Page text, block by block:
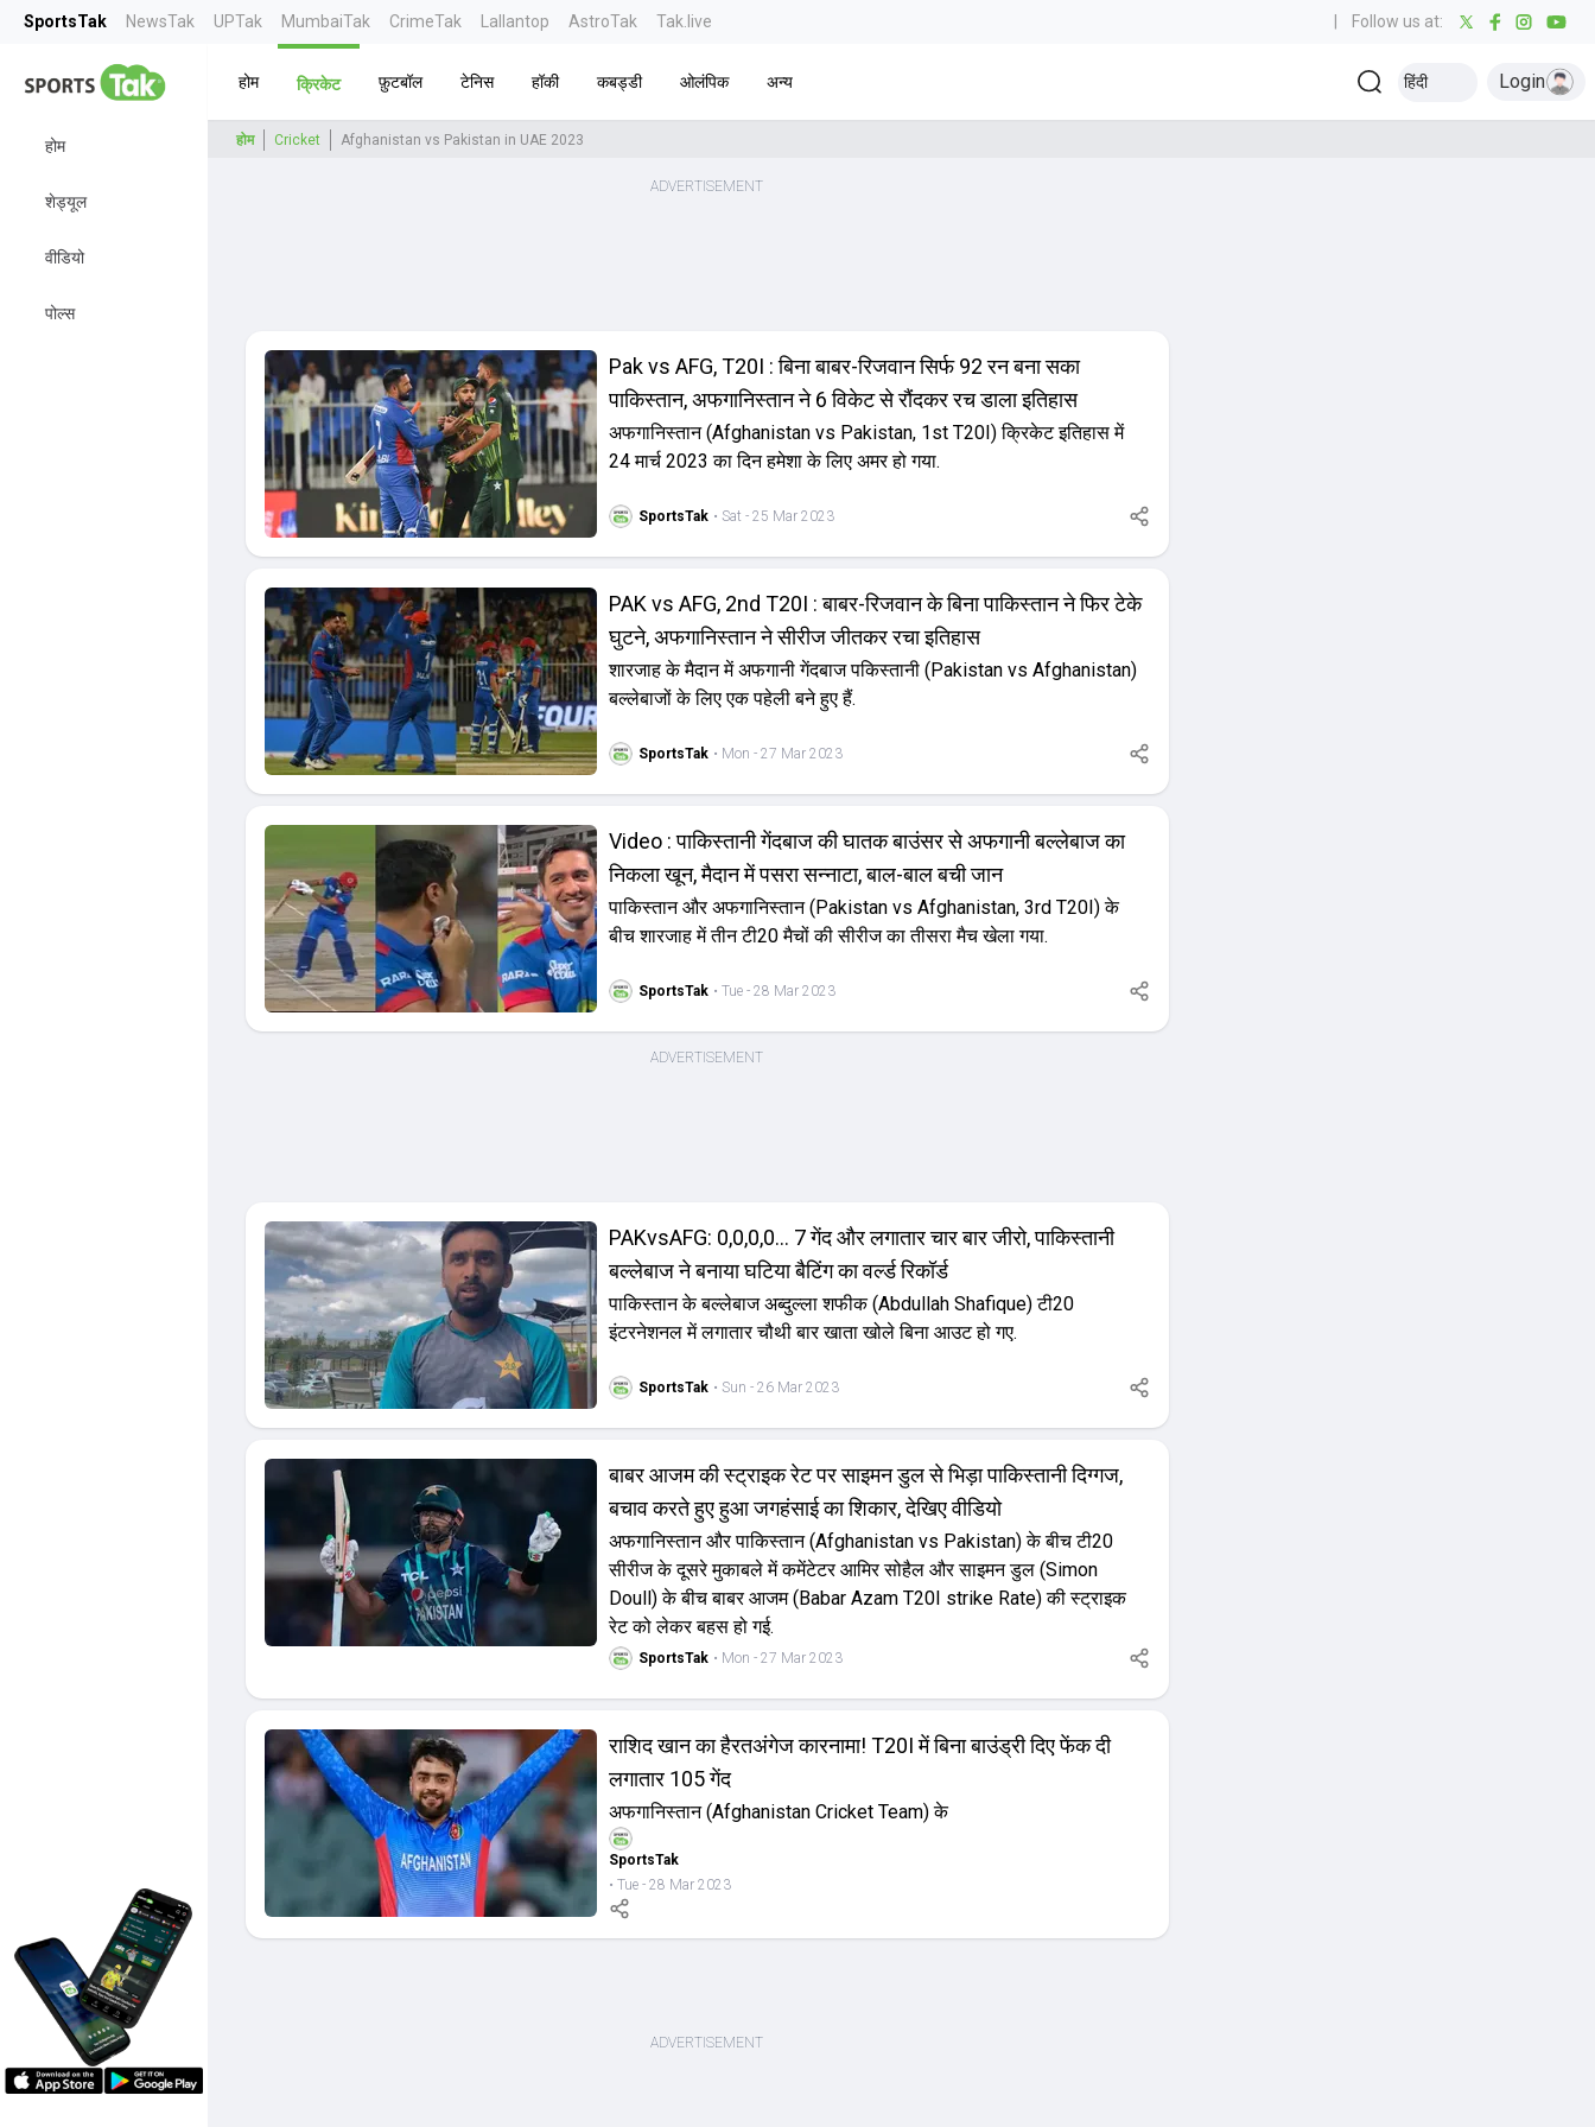
SportsTak NewsTak UPTak MumbaiTak CrimeTak Lallantop AstroTak Tak.live Follow us at:
होम
शेड्यूल
वीडियो
पोल्स
होम क्रिकेट फ़ुटबॉल टेनिस हॉकी कबड्डी ओलंपिक अन्य हिंदी Login
होम Cricket Afghanistan vs Pakistan in UAE 2023
Pak vs AFG, T20I : बिना बाबर-रिजवान सिर्फ 92 रन बना सका
पाकिस्तान, अफगानिस्तान ने 6 विकेट से रौंदकर रच डाला इतिहास
अफगानिस्तान (Afghanistan vs Pakistan, 1st T20I) क्रिकेट इतिहास में
24 मार्च 2023 का दिन हमेशा के लिए अमर हो गया.
SportsTak • Sat - 25 Mar 2023
PAK vs AFG, 2nd T20I : बाबर-रिजवान के बिना पाकिस्तान ने फिर टेके
घुटने, अफगानिस्तान ने सीरीज जीतकर रचा इतिहास
शारजाह के मैदान में अफगानी गेंदबाज पकिस्तानी (Pakistan vs Afghanistan)
बल्लेबाजों के लिए एक पहेली बने हुए हैं.
SportsTak • Mon - 27 Mar 2023
Video : पाकिस्तानी गेंदबाज की घातक बाउंसर से अफगानी बल्लेबाज का
निकला खून, मैदान में पसरा सन्नाटा, बाल-बाल बची जान
पाकिस्तान और अफगानिस्तान (Pakistan vs Afghanistan, 3rd T20I) के
बीच शारजाह में तीन टी20 मैचों की सीरीज का तीसरा मैच खेला गया.
SportsTak • Tue - 28 Mar 2023
PAKvsAFG: 0,0,0,0... 7 गेंद और लगातार चार बार जीरो, पाकिस्तानी
बल्लेबाज ने बनाया घटिया बैटिंग का वर्ल्ड रिकॉर्ड
पाकिस्तान के बल्लेबाज अब्दुल्ला शफीक (Abdullah Shafique) टी20
इंटरनेशनल में लगातार चौथी बार खाता खोले बिना आउट हो गए.
SportsTak • Sun - 26 Mar 2023
बाबर आजम की स्ट्राइक रेट पर साइमन डुल से भिड़ा पाकिस्तानी दिग्गज,
बचाव करते हुए हुआ जगहंसाई का शिकार, देखिए वीडियो
अफगानिस्तान और पाकिस्तान (Afghanistan vs Pakistan) के बीच टी20
सीरीज के दूसरे मुकाबले में कमेंटेटर आमिर सोहैल और साइमन डुल (Simon
Doull) के बीच बाबर आजम (Babar Azam T20I strike Rate) की स्ट्राइक
रेट को लेकर बहस हो गई.
SportsTak • Mon - 27 Mar 2023
राशिद खान का हैरतअंगेज कारनामा! T20I में बिना बाउंड्री दिए फेंक दी
लगातार 105 गेंद
अफगानिस्तान (Afghanistan Cricket Team) के
SportsTak
• Tue - 28 Mar 2023